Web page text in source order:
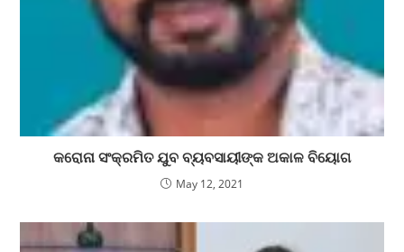
କରୋନା ସଂକ୍ରମିତ ଯୁବ ବ୍ୟବସାୟୀଙ୍କ ଅକାଳ ବିୟୋଗ
May 12, 2021